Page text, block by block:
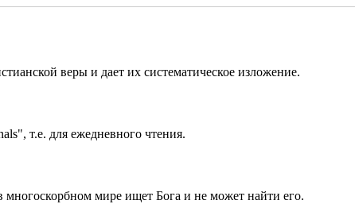
веры и дает их систематическое изложение.
т.е. для ежедневного чтения.
мире ищет Бога и не может найти его.